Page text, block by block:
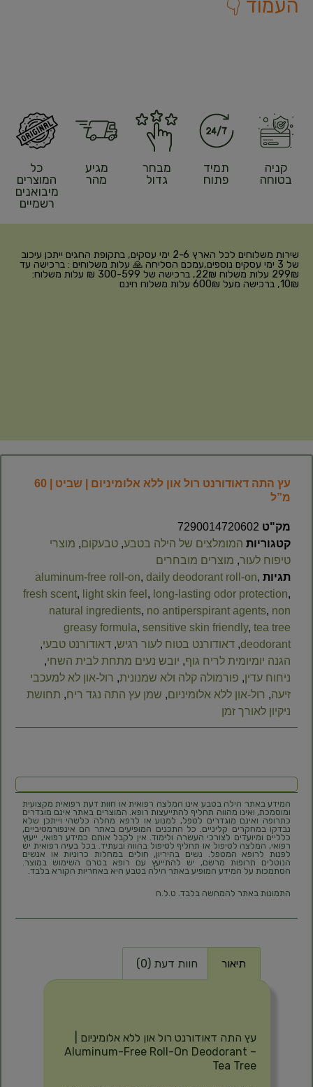
העמוד 👇
קניה
בטוחה
תמיד
פתוח
מבחר
גדול
מגיע
מהר
כל
המוצרים
מיבואנים
רשמיים
שירות משלוחים לכל הארץ 2-6 ימי עסקים, בתקופת החגים ייתכן עיכוב
של 3 ימי עסקים נוספים,עמכם הסליחה 🙏 עלות משלוחים : ברכישה עד
299₪ עלות משלוח 22₪, ברכישה של 300-599 ₪ עלות משלוח:
10₪, ברכישה מעל 600₪ עלות משלוח חינם
עץ התה דאודורנט רול און ללא אלומיניום | שביט | 60
מ”ל
מק"ט 7290014720602
קטגוריות המומלצים של הילה בטבע, טבעקום, מוצרי
טיפוח לעור, מוצרים מובחרים
תגיות
aluminum-free roll-on, daily deodorant roll-on,
fresh scent, light skin feel , long-lasting odor protection,
natural ingredients, no antiperspirant agents, non
greasy formula, sensitive skin friendly, tea tree
deodorant
, דאודורנט בטוח לעור רגיש, דאודורנט טבעי,
הגנה יומיומית לריח גוף, יובש נעים מתחת לבית השחי,
ניחוח עדין, פורמולה קלה ולא שמנונית, רול-און לא למעכבי
זיעה, רול-און ללא אלומיניום, שמן עץ התה נגד ריח, תחושת
ניקיון לאורך זמן
המידע באתר הילה בטבע אינו המלצה רפואית או חוות דעת רפואית מקצועית
ומוסמכת, ואינו מהווה תחליף להתייעצות רופא. המוצרים באתר אינם מוגדרים
כתרופה ואינם מוגדרים לטפל, למנוע או לרפא מחלה כלשהי וייתכן שלא
נבדקו במחקרים קליניים. כל התכנים המופיעים באתר הם אינפורמטיביים,
כלליים ומיועדים לצורכי העשרה ולימוד. אין לקבל אותם כמידע רפואי, ייעוץ
רפואי, המלצה לטיפול או תחליף לטיפול בהווה ובעתיד. בכל בעיה רפואית יש
לפנות לרופא המטפל. נשים בהיריון, חולים במחלות כרוניות או אנשים
הנוטלים תרופות מרשם, יש להתייעץ עם רופא בטרם השימוש במוצר.
הסתמכות על המידע המופיע באתר הילה בטבע היא באחריות הקורא בלבד.
התמונות באתר להמחשה בלבד. ט.ל.ח
תיאור חוות דעת (0)
עץ התה דאודורנט רול און ללא אלומיניום |
Aluminum-Free Roll-On Deodorant –
Tea Tree